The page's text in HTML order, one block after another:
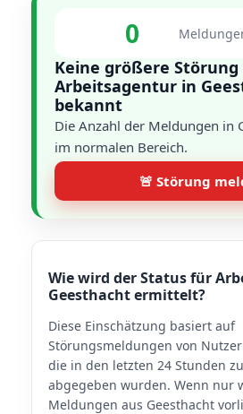
0
Keine größere Störung
Arbeitsagentur in
bekannt
Die Anzahl der Meldungen in
im normalen Bereich.
🚨 Störung
Wie wird der Status für
Geesthacht ermittelt?
Diese Einschätzung basiert auf
Störungsmeldungen von
die in den letzten 24 Stunden
abgegeben wurden. Wenn nur
Meldungen aus Geesthacht